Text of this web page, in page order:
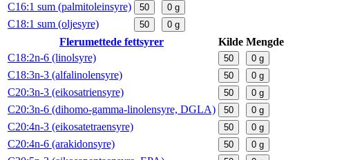
C16:1 sum (palmitoleinsyre)
50 0 g
C18:1 sum (oljesyre) 50 0 g
Flerumettede fettsyrer Kilde Mengde
C18:2n-6 (linolsyre)
50 0 g
C18:3n-3 (alfalinolensyre) 50 0 g
C20:3n-3 (eikosatriensyre) 50 0 g
C20:3n-6 (dihomo-gamma-linolensyre, DGLA) 50 0 g
C20:4n-3 (eikosatetraensyre) 50 0 g
C20:4n-6 (arakidonsyre) 50 0 g